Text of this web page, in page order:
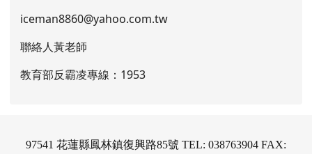
iceman8860@yahoo.com.tw
聯絡人黃老師
教育部反霸凌專線：1953
97541 花蓮縣鳳林鎮復興路85號 TEL: 038763904 FAX: